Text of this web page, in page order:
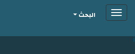
i
Toggleالبحث